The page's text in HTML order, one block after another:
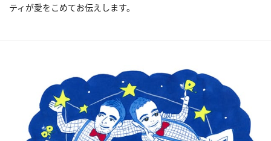
ティが愛をこめてお伝えします。